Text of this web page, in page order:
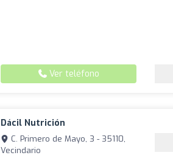
Ver teléfono
Dácil Nutrición
C. Primero de Mayo, 3 - 35110,
Vecindario